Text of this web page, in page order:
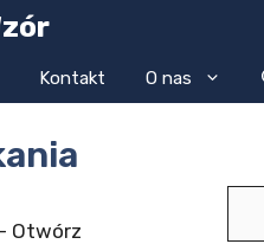
Kontakt O nas
Otwórz